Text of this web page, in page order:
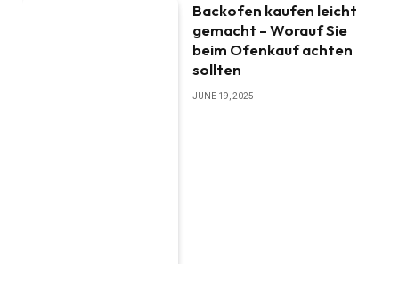
Backofen kaufen leicht
gemacht – Worauf Sie
beim Ofenkauf achten
sollten
JUNE 19, 2025